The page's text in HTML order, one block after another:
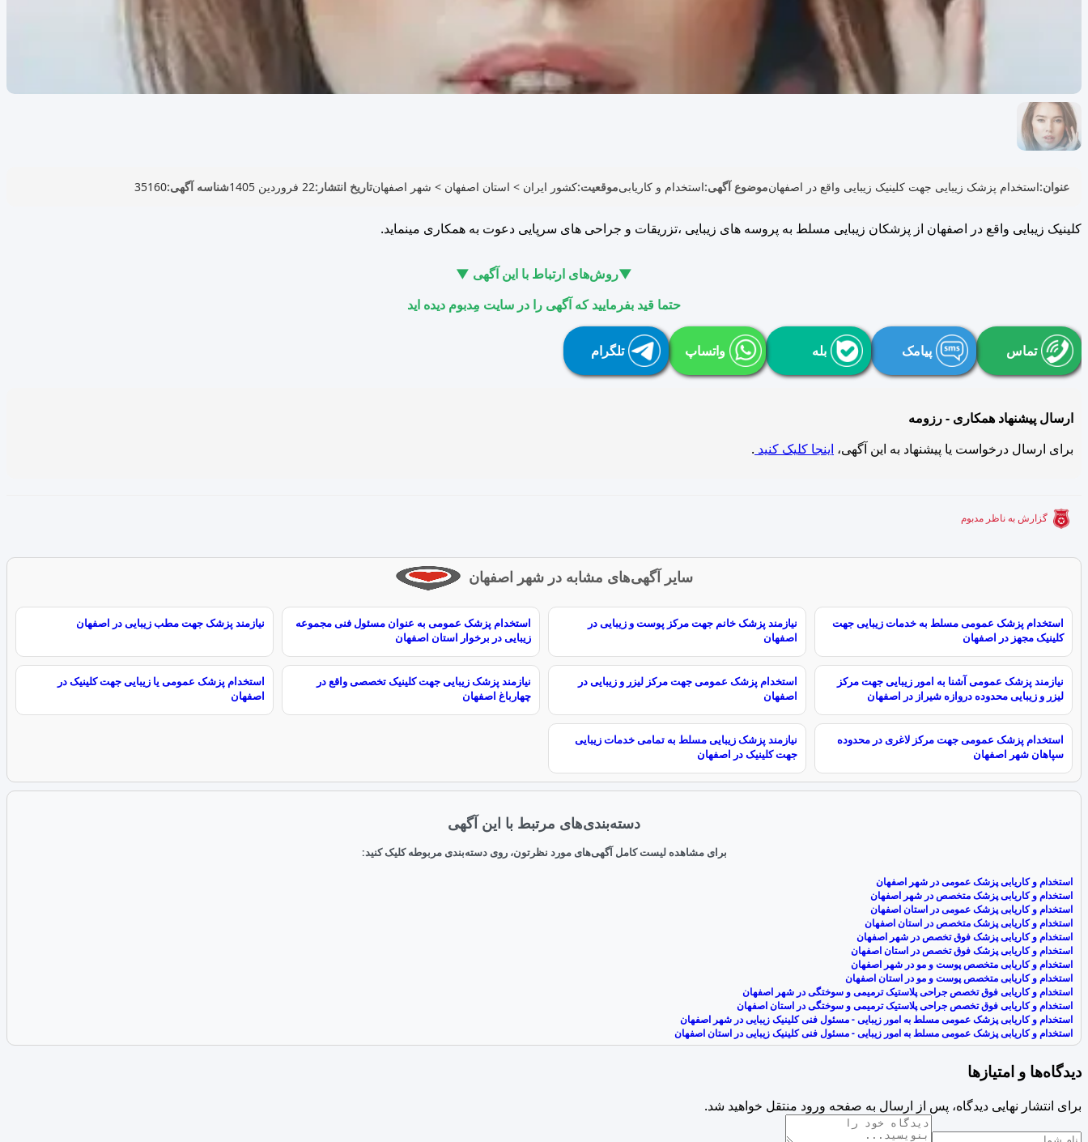
عنوان:استخدام پزشک زیبایی جهت کلینیک زیبایی واقع در اصفهانموضوع آگهی:استخدام و کاریابیموقعیت:کشور ایران > استان اصفهان > شهر اصفهانتاریخ انتشار:22 فروردین 1405 شناسه آگهی:35160
کلینیک زیبایی واقع در اصفهان از پزشکان زیبایی مسلط به پروسه های زیبایی ،تزریقات و جراحی های سرپایی دعوت به همکاری مینماید.
▼روش‌های ارتباط با این آگهی ▼
حتما قید بفرمایید که آگهی را در سایت مِدبوم دیده اید
تماس پیامک بله واتساپ تلگرام
ارسال پیشنهاد همکاری - رزومه
برای ارسال درخواست یا پیشنهاد به این آگهی، اینجا کلیک کنید .
گزارش به ناظر مدبوم
سایر آگهی‌های مشابه در شهر اصفهان
استخدام پزشک عمومی مسلط به خدمات زیبایی جهت
کلینیک مجهز در اصفهان
نیازمند پزشک خانم جهت مرکز پوست و زیبایی در
اصفهان
استخدام پزشک عمومی به عنوان مسئول فنی مجموعه
زیبایی در برخوار استان اصفهان
نیازمند پزشک جهت مطب زیبایی در اصفهان
نیازمند پزشک عمومی آشنا به امور زیبایی جهت مرکز
لیزر و زیبایی محدوده دروازه شیراز در اصفهان
استخدام پزشک عمومی جهت مرکز لیزر و زیبایی در
اصفهان
نیازمند پزشک زیبایی جهت کلینیک تخصصی واقع در
چهارباغ اصفهان
استخدام پزشک عمومی یا زیبایی جهت کلینیک در
اصفهان
استخدام پزشک عمومی جهت مرکز لاغری در محدوده
سپاهان شهر اصفهان
نیازمند پزشک زیبایی مسلط به تمامی خدمات زیبایی
جهت کلینیک در اصفهان
دسته‌بندی‌های مرتبط با این آگهی
برای مشاهده لیست کامل آگهی‌های مورد نظرتون، روی دسته‌بندی مربوطه کلیک کنید:
استخدام و کاریابی پزشک عمومی در شهر اصفهان
استخدام و کاریابی پزشک متخصص در شهر اصفهان
استخدام و کاریابی پزشک عمومی در استان اصفهان
استخدام و کاریابی پزشک متخصص در استان اصفهان
استخدام و کاریابی پزشک فوق تخصص در شهر اصفهان
استخدام و کاریابی پزشک فوق تخصص در استان اصفهان
استخدام و کاریابی متخصص پوست و مو در شهر اصفهان
استخدام و کاریابی متخصص پوست و مو در استان اصفهان
استخدام و کاریابی فوق تخصص جراحی پلاستيک ترميمی و سوختگی در شهر اصفهان
استخدام و کاریابی فوق تخصص جراحی پلاستيک ترميمی و سوختگی در استان اصفهان
استخدام و کاریابی پزشک عمومی مسلط به امور زیبایی - مسئول فنی کلینیک زیبایی در شهر اصفهان
استخدام و کاریابی پزشک عمومی مسلط به امور زیبایی - مسئول فنی کلینیک زیبایی در استان اصفهان
دیدگاه‌ها و امتیازها
برای انتشار نهایی دیدگاه، پس از ارسال به صفحه ورود منتقل خواهید شد.